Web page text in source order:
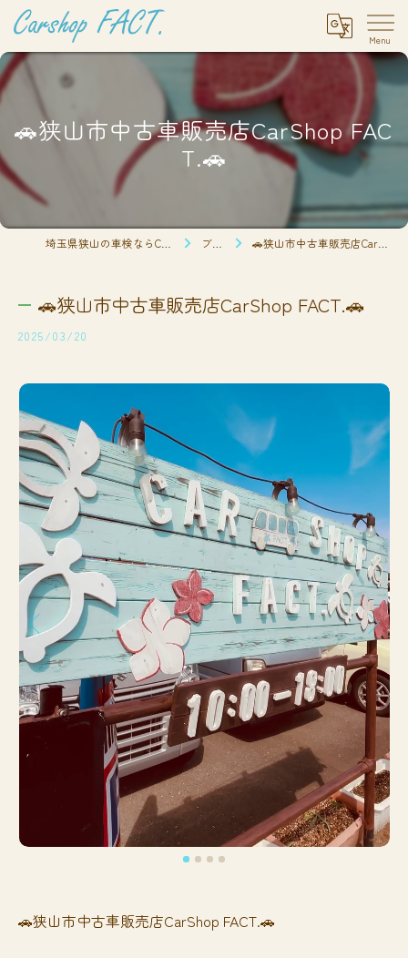
🚗狭山市中古車販売店CarShop FAC
T.🚗
ブログ 🚗狭山市中古車販売店CarShop FACT.🚗
🚗狭山市中古車販売店CarShop FACT.🚗
2025/03/20
🚗狭山市中古車販売店CarShop FACT.🚗